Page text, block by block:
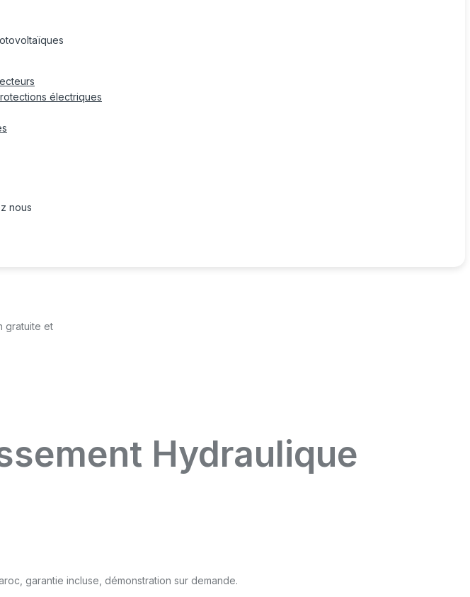
électriques
nous
Hydraulique
garantie incluse, démonstration sur demande.